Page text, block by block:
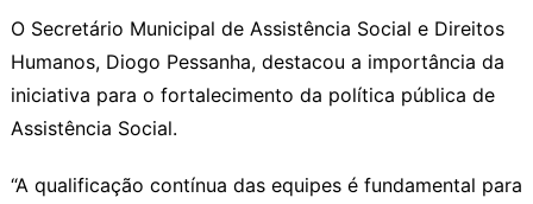
O Secretário Municipal de Assistência Social e Direitos
Humanos, Diogo Pessanha, destacou a importância da
iniciativa para o fortalecimento da política pública de
Assistência Social.
“A qualificação contínua das equipes é fundamental para